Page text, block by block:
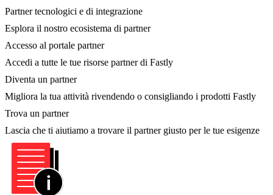
Partner tecnologici e di integrazione
Esplora il nostro ecosistema di partner
Accesso al portale partner
Accedi a tutte le tue risorse partner di Fastly
Diventa un partner
Migliora la tua attività rivendendo o consigliando i prodotti Fastly
Trova un partner
Lascia che ti aiutiamo a trovare il partner giusto per le tue esigenze